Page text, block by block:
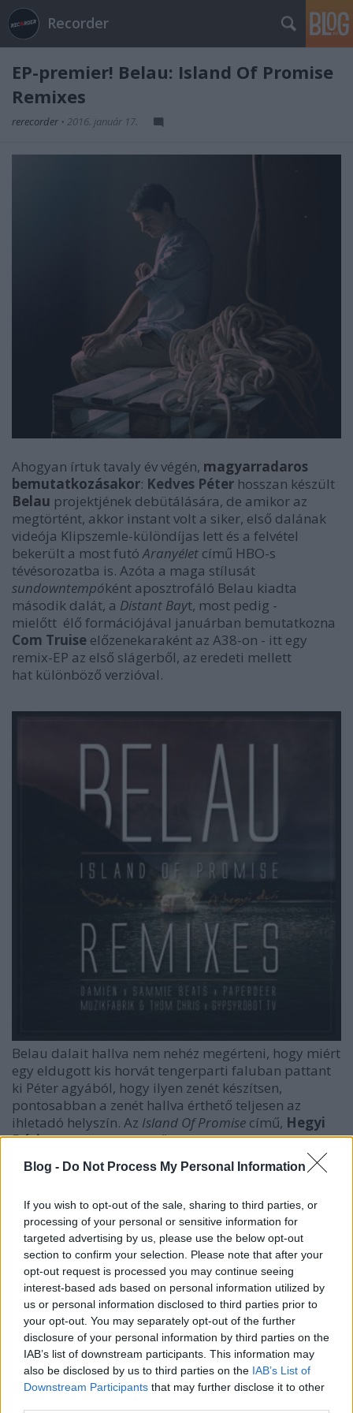
Blog - Do Not Process My Personal Information
If you wish to opt-out of the sale, sharing to third parties, or
processing of your personal or sensitive information for
targeted advertising by us, please use the below opt-out
section to confirm your selection. Please note that after your
opt-out request is processed you may continue seeing
interest-based ads based on personal information utilized by
us or personal information disclosed to third parties prior to
your opt-out. You may separately opt-out of the further
disclosure of your personal information by third parties on the
IAB’s list of downstream participants. This information may
also be disclosed by us to third parties on the IAB’s List of
Downstream Participants that may further disclose it to other
Recorder
EP-premier! Belau: Island Of Promise
Remixes
rerecorder • 2016. január 17.
Ahogyan írtuk tavaly év végén, magyarradaros
bemutatkozásakor: Kedves Péter hosszan készült
Belau projektjének debütálására, de amikor az
megtörtént, akkor instant volt a siker, első dalának
videója Klipszemle-különdíjas lett és a felvétel
bekerült a most futóAranyélet című HBO-s
tévésorozatba is. Azóta a maga stílusát
sundowntempóként aposztrofáló Belau kiadta
második dalát, a Distant Bayt, most pedig -
mielőtt élő formációjával januárban bemutatkozna
Com Truise előzenekaraként az A38-on - itt egy
remix-EP az első slágerből, az eredeti mellett
hat különböző verzióval.
Belau dalait hallva nem nehéz megérteni, hogy miért
egy eldugott kis horvát tengerparti faluban pattant
ki Péter agyából, hogy ilyen zenét készítsen,
pontosabban a zenét hallva érthető teljesen az
ihletadó helyszín. Az Island Of Promise című, Hegyi
Dóriénekével felvett első kislemez a nyugodt,
végtelen nyár ígéretét hordozza, de ez igaz a most
megjelent remix-EP többi verziójára is. A dalt mára
azAranyéletmellett bekerült a Deezer Magyarország
szerkesztőinek az éves kedvencei közé, néhány
külföldi médium is pozitív kritikával fogadta,
számos hazai rádió játszotta napi szinten, köztük az
MR2 is, valamint számos magazinnál bekerült az év
legjobb klipjei válogatásba. Belau első
konceptlemeze, amely az alkotó ígérete szerint a
mediterrán életérzést fogja majd idézi,
előreláthatólag idén szeptemberben lát
napvilágot.„AzIsland Of Promisemegjelenése óta
rengeteg pozitív visszajelzést kapott a projekt. Sosem